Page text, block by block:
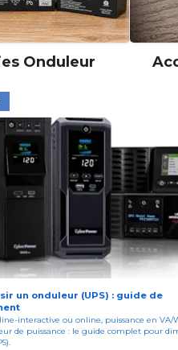
Onduleur
un onduleur (UPS) : guide de
interactive ou online, puissance en VA/
de puissance : le guide complet pour